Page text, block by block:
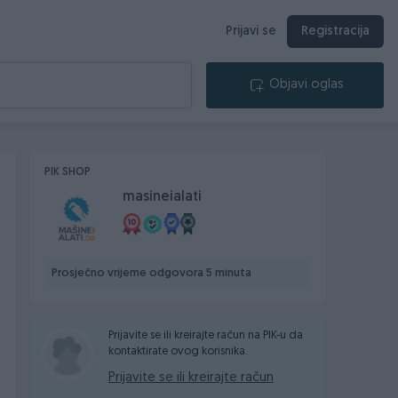
Prijavi se Registracija
Objavi oglas
PIK SHOP
masineialati
Prosječno vrijeme odgovora 5 minuta
Prijavite se ili kreirajte račun na PIK-u da
kontaktirate ovog korisnika.
Prijavite se ili kreirajte račun